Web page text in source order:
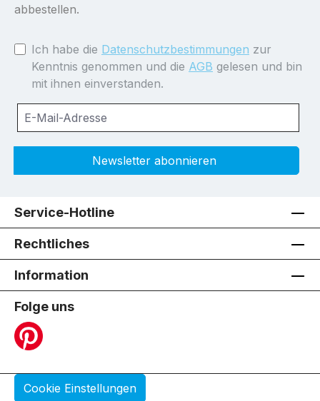
abbestellen.
Ich habe die Datenschutzbestimmungen zur
Kenntnis genommen und die AGB gelesen und bin
mit ihnen einverstanden.
Newsletter abonnieren
Service-Hotline
Rechtliches
Information
Folge uns
Cookie Einstellungen